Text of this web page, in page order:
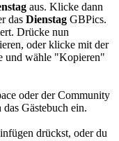
aus. Klicke dann
das Dienstag GBPics.
Drücke nun
oder klicke mit der
und wähle "Kopieren"
oder der Community
Gästebuch ein.
drückst, oder du